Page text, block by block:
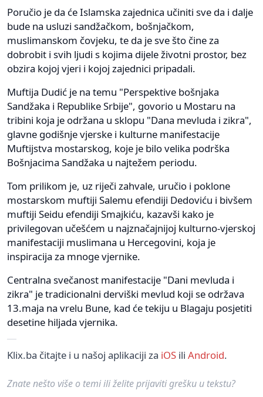
Poručio je da će Islamska zajednica učiniti sve da i dalje
bude na usluzi sandžačkom, bošnjačkom,
muslimanskom čovjeku, te da je sve što čine za
dobrobit i svih ljudi s kojima dijele životni prostor, bez
obzira kojoj vjeri i kojoj zajednici pripadali.
Muftija Dudić je na temu "Perspektive bošnjaka
Sandžaka i Republike Srbije", govorio u Mostaru na
tribini koja je održana u sklopu "Dana mevluda i zikra",
glavne godišnje vjerske i kulturne manifestacije
Muftijstva mostarskog, koje je bilo velika podrška
Bošnjacima Sandžaka u najtežem periodu.
Tom prilikom je, uz riječi zahvale, uručio i poklone
mostarskom muftiji Salemu efendiji Dedoviću i bivšem
muftiji Seidu efendiji Smajkiću, kazavši kako je
privilegovan učešćem u najznačajnijoj kulturno-vjerskoj
manifestaciji muslimana u Hercegovini, koja je
inspiracija za mnoge vjernike.
Centralna svečanost manifestacije "Dani mevluda i
zikra" je tradicionalni derviški mevlud koji se održava
13.maja na vrelu Bune, kad će tekiju u Blagaju posjetiti
desetine hiljada vjernika.
Klix.ba čitajte i u našoj aplikaciji za iOS ili Android.
Znate nešto više o temi ili želite prijaviti grešku u tekstu?